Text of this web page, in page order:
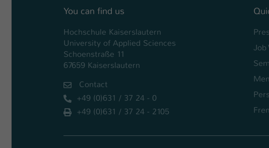
You can find us
Hochschule Kaiserslautern
University of Applied Sciences
Schoenstraße 11
67659 Kaiserslautern
Contact
+49 (0)631 / 37 24 - 0
+49 (0)631 / 37 24 - 2105
Job